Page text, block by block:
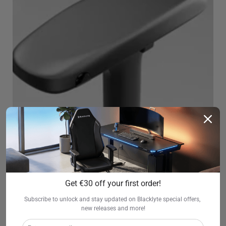
Reposabrazos dinámico 4D
diseñados para acompañar tu postura natural,
moviéndose sin problemas en todas las
Get €30 off your first order!
Subscribe to unlock and stay updated on Blacklyte special offers,
new releases and more!